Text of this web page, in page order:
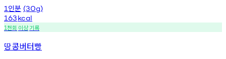
1 인분 (30g)
163kcal
1천회 이상기록
땅콩버터빵